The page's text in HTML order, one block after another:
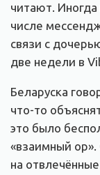
читают.
числе
связи с
две недели в
Беларуска
что-то
это было
«взаимный
на